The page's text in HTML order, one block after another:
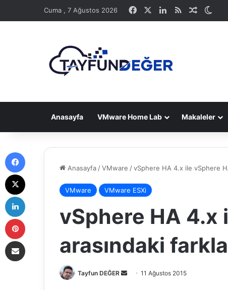
Cuma , 7 Ağustos 2026 Facebook LinkedIn
RSS
Anasayfa VMware Home Lab Makaleler
Anasayfa /VMware /vSphere HA 4.x ile vSphere
VMware VMware ESXi
vSphere HA 4.x
arasındaki
Tayfun DEĞER 11 Ağustos 2015
Facebook